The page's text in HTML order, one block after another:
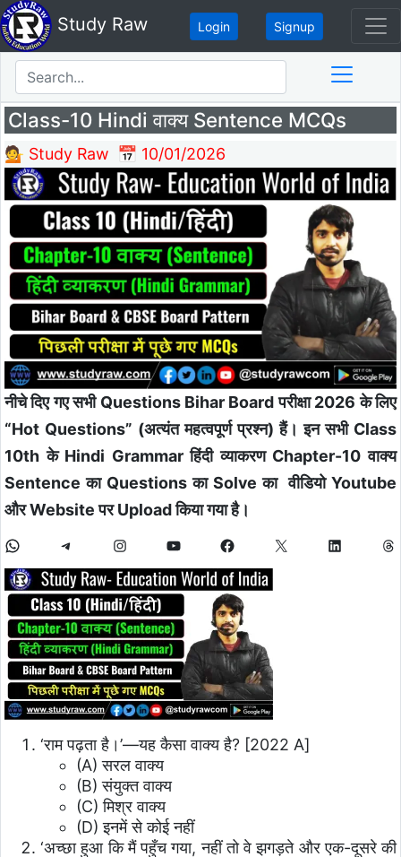
Study Raw Login Signup
Class-10 Hindi वाक्य Sentence MCQs
💁 Study Raw 📅 10/01/2026
नीचे दिए गए सभी Questions Bihar Board परीक्षा 2026 के लिए
“Hot Questions” (अत्यंत महत्वपूर्ण प्रश्न) हैं। इन सभी Class
10th के Hindi Grammar हिंदी व्याकरण Chapter-10 वाक्य
Sentence का Questions का Solve का वीडियो Youtube
और Website पर Upload किया गया है।
‘राम पढ़ता है।’—यह कैसा वाक्य है? [2022 A]
(A) सरल वाक्य
(B) संयुक्त वाक्य
(C) मिश्र वाक्य
(D) इनमें से कोई नहीं
‘अच्छा हुआ कि मैं पहुँच गया, नहीं तो वे झगड़ते और एक-दूसरे की